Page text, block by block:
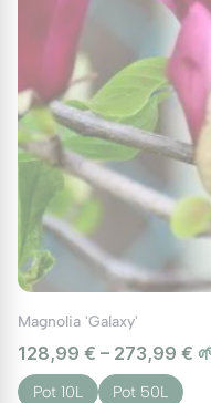
Magnolia 'Galaxy'
128,99 € – 273,99 €
Pot 10L Pot 50L